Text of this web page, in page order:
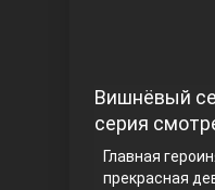
Вишнёвый
серия
Главная
прекрасная